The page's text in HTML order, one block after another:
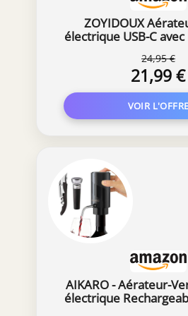
amateurs de vin et les
convient aux pique-niques,
famille, aux soirées pour
professionnelles, etc
ZOYIDOUX
électrique USB-C
instantanée,
utilisation
24,95 €
21,99 €
AIKARO - Aérateur-
électrique